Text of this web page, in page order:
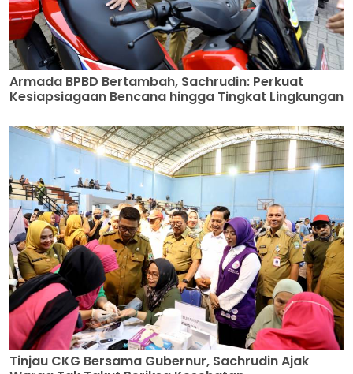
Armada BPBD Bertambah, Sachrudin: Perkuat
Kesiapsiagaan Bencana hingga Tingkat Lingkungan
Tinjau CKG Bersama Gubernur, Sachrudin Ajak